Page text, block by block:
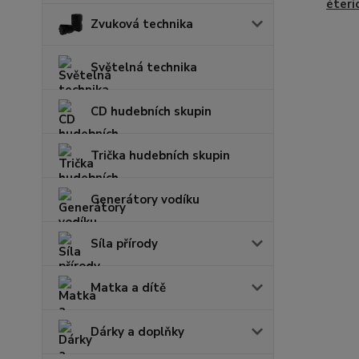
Zvuková technika
Světelná technika
CD hudebních skupin
Trička hudebních skupin
Generátory vodíku
Síla přírody
Matka a dítě
Dárky a doplňky